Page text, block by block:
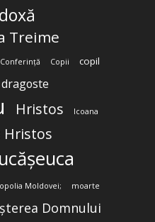
Treime
Conferință Copii
copil
dragoste
Hristos Icoana
Hristos
Moldovei; moarte
Domnului